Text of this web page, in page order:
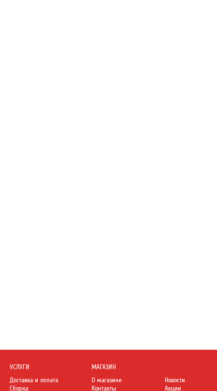
УСЛУГИ
Доставка и оплата
Сборка
МАГАЗИН
О магазине
Контакты
Новости
Акции